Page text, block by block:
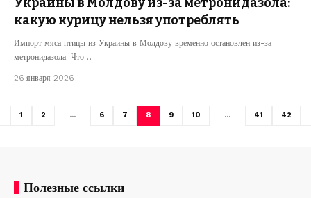
какую курицу нельзя употреблять
Импорт мяса птицы из Украины в Молдову временно остановлен из-за
метронидазола. Что…
26 января 2026
1 2 … 6 7 8 9 10 … 41 42
Полезные ссылки